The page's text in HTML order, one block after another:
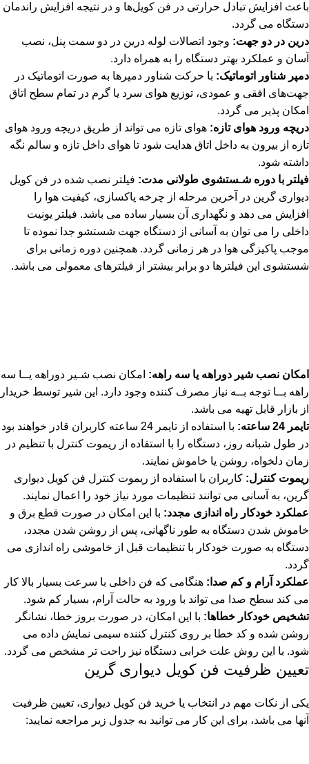
باعث افزایش تبادل حرارتی در فن کویل‌ها و در نتیجه افزایش راندمان
دستگاه می گردد.
درین در دو جهت: وجود اتصالات لوله درین در دو سمت پنل، نصب
آسان و عملکرد بهتر دستگاه را به همراه دارد.
دمپر شناور اتوماتیک: با حرکت شناور دمپرها به صورت اتوماتیک در
جهت‌های افقی و عمودی، توزیع هوای سرد یا گرم در تمام سطح اتاق
امکان پذیر می گردد.
دریچه ورود هوای تازه: هوای تازه می تواند از طریق دریچه ورود هوای
تازه از بیرون به داخل اتاق هدایت شود تا هوای داخل تازه و سالم نگه
داشته شود.
فیلتر با دوره شـستشوی طولانی مدت: فیلتر نصب شده در فن کویل
دیواری گرین در آخرین مرحله از چرخه پاکسازی، کیفیت هوا را
افزایش می دهد و نگهداری آن بسیار ساده می باشد. فیلتر یونیت
داخلی را می توان به آسانی از دستگاه جهت شستشو جدا نموده تا
موجب پاکیزگی هوا در هر زمانی گردد. همچنین دوره زمانی برای
شستشوی این فیلترها دو برابر بیشتر از فیلترهای معمولی می باشد.
امکان نصب شیر دوراهه یا سه راهه: امکان نصب شـیر دوراهه یــا سه
راهه بــا توجه بــه نیاز مصرف کننده وجود دارد. این شیر توسط خریدار
از بازار قابل تهیه می باشد.
تایمر 24 ساعته:
با استفاده از تایمر 24 ساعته کاربران قادر خواهند بود
در طول شبانه روز، دستگاه را با استفاده از ریموت کنترل با تنظیم در
زمان دلخواه، روشن یا خاموش نمایند.
ریموت کنترل: کاربران با استفاده از ریموت کنترل فن کویل دیواری
گرین، به آسانی می توانند تنظیمات مورد نیاز خود را اعمال نمایند.
عملکرد خودکار راه اندازی مجدد: با این امکان در صورت قطع برق و
خاموش شدن دستگاه به طور ناگهانی، پس از روشن شدن مجدد،
دستگاه به صورت خودکار با تنظیمات قبل از خاموشی راه اندازی می
گردد.
عملکرد آرام و کم صدا: هنگامی که فن داخلی با سرعت بسیار بالا کار
می کند سطح صدا می تواند با ورود به حالت آرام، بسیار کم شود.
تشخیص خودکار خطاها: با این امکان، در صورت بروز خطا، نشانگر
روشن شده و کد خطا بر روی کنترل کننده سیمی نمایش داده می
شود. با این روش علت خرابی دستگاه نیز راحت تر مشخص می گردد.
تعیین ظرفیت فن کویل دیواری گرین
یکی از نکات مهم در انتخاب یا خرید فن کویل دیواری، تعیین ظرفیت
آنها می باشد، برای این کار می توانید به جدول زیر مراجعه نمایید: